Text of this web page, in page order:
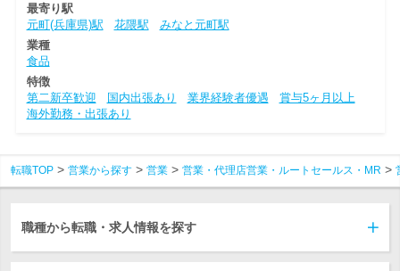
最寄り駅
元町(兵庫県)駅
花隈駅
みなと元町駅
業種
食品
特徴
第二新卒歓迎
国内出張あり 業界経験者優遇
賞与5ヶ月以上
海外勤務・出張あり
転職TOP 営業から探す 営業 営業・代理店営業・ルートセールス・MR
職種から転職・求人情報を探す